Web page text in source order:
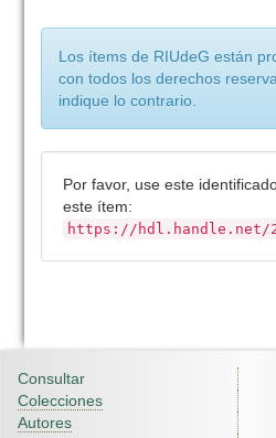
Los ítems de RIUdeG están
con todos los derechos
indique lo contrario.
Por favor, use este
este ítem:
https://hdl.handle.net/
Consultar
Colecciones
Autores